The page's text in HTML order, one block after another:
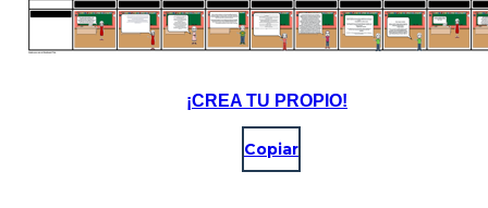
¡CREA TU PROPIO!
Copiar